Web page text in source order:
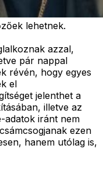
lehetnek.
azzal,
pár nappal
révén, hogy egyes
el
jelenthet a
illetve az
adatok iránt nem
ezen
hanem utólag is,